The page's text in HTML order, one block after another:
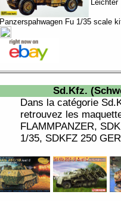
Leichter
Panzerspahwagen Fu 1/35 scale
Sd.Kfz.
Dans la catégorie
retrouvez les
FLAMMPANZER,
1/35, SDKFZ 250